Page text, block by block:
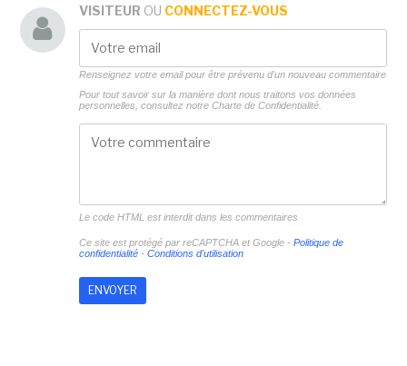
VISITEUR OU CONNECTEZ-VOUS
Renseignez votre email pour être prévenu d'un nouveau commentaire
Pour tout savoir sur la manière dont nous traitons vos données
personnelles, consultez notre Charte de Confidentialité.
Le code HTML est interdit dans les commentaires
Ce site est protégé par reCAPTCHA et Google - Politique de
confidentialité- Conditions d'utilisation